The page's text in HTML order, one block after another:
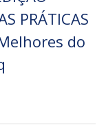
PRÁTICAS
Melhores do